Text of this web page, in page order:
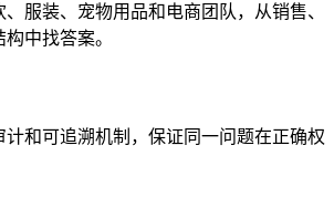
服装、宠物用品和电商团队，从销售、
中找答案。
和可追溯机制，保证同一问题在正确权